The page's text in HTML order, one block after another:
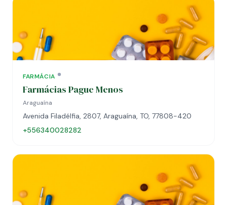
FARMÁCIA
Farmácias Pague Menos
Araguaína
Avenida Filadélfia, 2807, Araguaína, TO, 77808-420
+556340028282